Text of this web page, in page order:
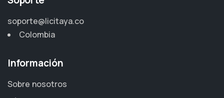
soporte@licitaya.co
Colombia
Información
Sobre nosotros